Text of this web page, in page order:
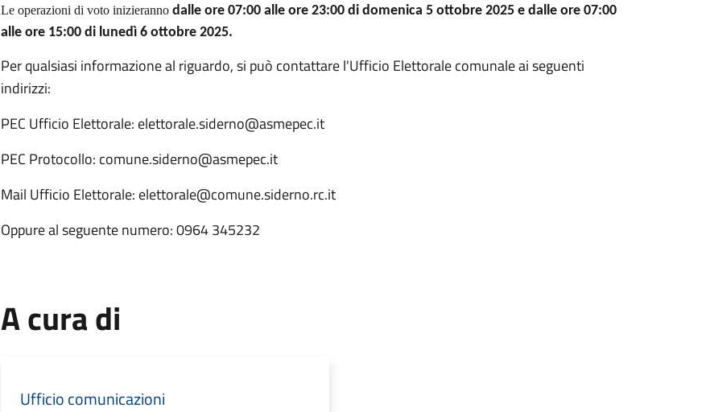
Le operazioni di voto inizieranno dalle ore 07:00 alle ore 23:00 di domenica 5 ottobre 2025 e dalle ore 07:00
alle ore 15:00 di lunedì 6 ottobre 2025.
Per qualsiasi informazione al riguardo, si può contattare l'Ufficio Elettorale comunale ai seguenti
indirizzi:
PEC Ufficio Elettorale: elettorale.siderno@asmepec.it
PEC Protocollo: comune.siderno@asmepec.it
Mail Ufficio Elettorale: elettorale@comune.siderno.rc.it
Oppure al seguente numero: 0964 345232
A cura di
Ufficio comunicazioni